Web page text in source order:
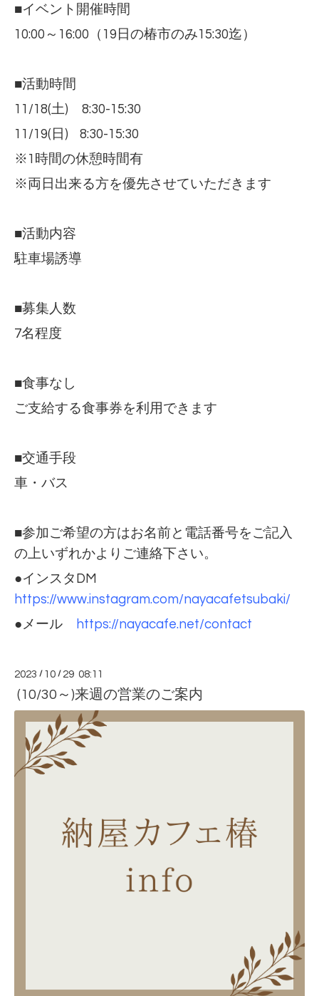
■イベント開催時間
10:00～16:00（19日の椿市のみ15:30迄）
■活動時間
11/18(土) 8:30-15:30
11/19(日) 8:30-15:30
※1時間の休憩時間有
※両日出来る方を優先させていただきます
■活動内容
駐車場誘導
■募集人数
7名程度
■食事なし
ご支給する食事券を利用できます
■交通手段
車・バス
■参加ご希望の方はお名前と電話番号をご記入
の上いずれかよりご連絡下さい。
●インスタDM
https://www.instagram.com/nayacafetsubaki/
●メール
https://nayacafe.net/contact
2023 / 10 / 29 08:11
(10/30～)来週の営業のご案内